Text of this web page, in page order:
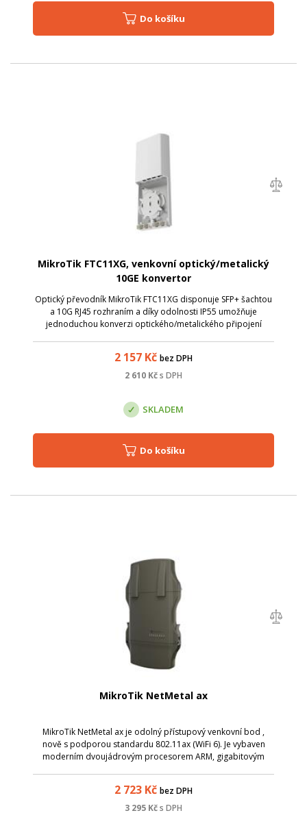
Do košíku
MikroTik FTC11XG, venkovní optický/metalický
10GE konvertor
Optický převodník MikroTik FTC11XG disponuje SFP+ šachtou
a 10G RJ45 rozhraním a díky odolnosti IP55 umožňuje
jednoduchou konverzi optického/metalického připojení
2 157 Kč bez DPH
2 610 Kčs DPH
SKLADEM
Do košíku
MikroTik NetMetal ax
MikroTik NetMetal ax je odolný přístupový venkovní bod ,
nově s podporou standardu 802.11ax (WiFi 6). Je vybaven
moderním dvoujádrovým procesorem ARM, gigabitovým
2 723 Kč bez DPH
3 295 Kčs DPH